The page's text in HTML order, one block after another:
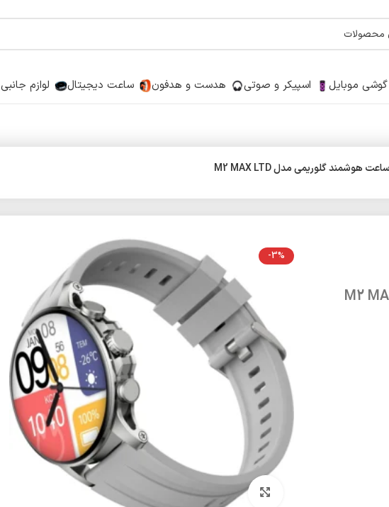
گوشی موبایل اسپیکر و صوتی هدست و هدفون ساعت دیجیتال لوازم جانبی
ساعت هوشمند گلوریمی مدل M2 MAX LTD
-3%
برای بزرگنمایی کلیک کنید